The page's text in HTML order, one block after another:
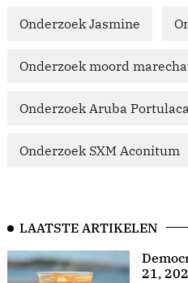
Onderzoek Jasmine
Onderzoek moord
Onderzoek Aruba Portulaca
Onderzoek SXM Aconitum
LAATSTE ARTIKELEN
21,